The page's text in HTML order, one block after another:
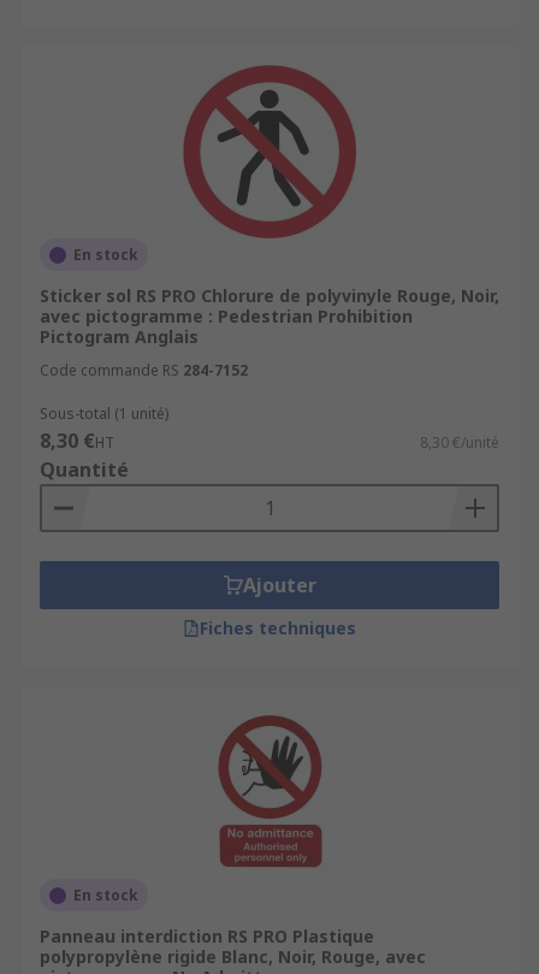
En stock
Sticker sol RS PRO Chlorure de polyvinyle Rouge, Noir,
avec pictogramme : Pedestrian Prohibition
Pictogram Anglais
Code commande RS 284-7152
Sous-total (1 unité)
8,30 €HT 8,30 €/unité
Quantité
Ajouter
Fiches techniques
En stock
Panneau interdiction RS PRO Plastique
polypropylène rigide Blanc, Noir, Rouge, avec